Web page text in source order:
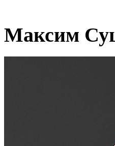
Максим